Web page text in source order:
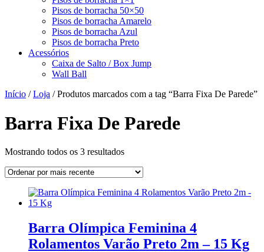
Pisos de borracha 50×50
Pisos de borracha Amarelo
Pisos de borracha Azul
Pisos de borracha Preto
Acessórios
Caixa de Salto / Box Jump
Wall Ball
Início /Loja / Produtos marcados com a tag “Barra Fixa De Parede”
Barra Fixa De Parede
Mostrando todos os 3 resultadosClassificado
mais
Barra Olímpica Feminina 4
Rolamentos Varão Preto 2m – 15 Kg